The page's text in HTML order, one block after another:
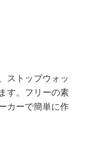
ストップウォッ
す。フリーの素
カーで簡単に作